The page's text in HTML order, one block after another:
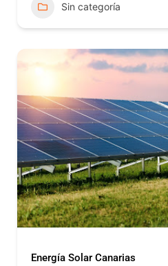
Sin categoría
Energía Solar Canarias